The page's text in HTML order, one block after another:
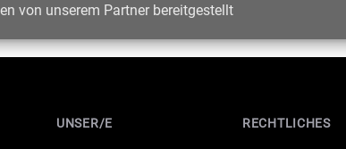
von unserem Partner bereitgestellt
UNSER/E RECHTLICHES